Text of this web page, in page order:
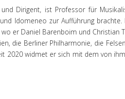
Dirigent, ist Professor für
Idomeneo zur Aufführung
wo er Daniel Barenboim und
die Berliner Philharmonie, die
2020 widmet er sich mit dem von